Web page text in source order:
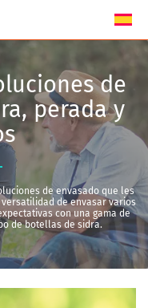
de
perada y
de envasado que les
de envasar varios
con una gama de
de botellas de sidra.